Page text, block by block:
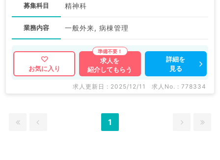
募集科目 精神科
業務内容 一般外来, 病棟管理
お気に入り
求人を
紹介してもらう
詳細を
見る
求人更新日 : 2025/12/11 求人No. : 778334
1